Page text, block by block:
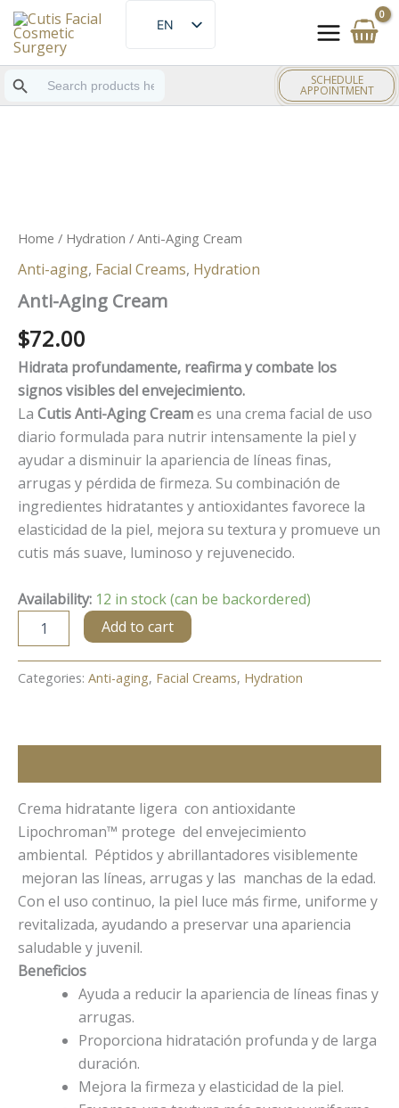
Skip
content
EN
ES
for:
Search Button
SCHEDULE
APPOINTMENT
Home / Hydration / Anti-Aging Cream
Anti-aging, Facial Creams, Hydration
Anti-Aging Cream
$72.00
Hidrata profundamente, reafirma y combate los
signos visibles del envejecimiento.
La Cutis Anti-Aging Creames una crema facial de uso
diario formulada para nutrir intensamente la piel y
ayudar a disminuir la apariencia de líneas finas,
arrugas y pérdida de firmeza. Su combinación de
ingredientes hidratantes y antioxidantes favorece la
elasticidad de la piel, mejora su textura y promueve un
cutis más suave, luminoso y rejuvenecido.
Availability: 12 in stock (can be backordered)
Aging
quantity
Add to cart
Categories: Anti-aging, Facial Creams, Hydration
Crema hidratante ligera con antioxidante
Lipochroman™ protege del envejecimiento
ambiental. Péptidos y abrillantadores visiblemente
mejoran las líneas, arrugas y las manchas de la edad.
Con el uso continuo, la piel luce más firme, uniforme y
revitalizada, ayudando a preservar una apariencia
saludable y juvenil.
Beneficios
Ayuda a reducir la apariencia de líneas finas y
arrugas.
Proporciona hidratación profunda y de larga
duración.
Mejora la firmeza y elasticidad de la piel.